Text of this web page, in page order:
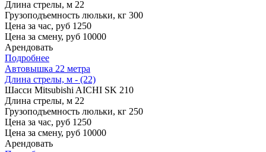
Длина стрелы, м 22
Грузоподъемность люльки, кг 300
Цена за час, руб 1250
Цена за смену, руб 10000
Арендовать
Подробнее
Автовышка 22 метра
Длина стрелы, м - (22)
Шасси Mitsubishi AICHI SK 210
Длина стрелы, м 22
Грузоподъемность люльки, кг 250
Цена за час, руб 1250
Цена за смену, руб 10000
Арендовать